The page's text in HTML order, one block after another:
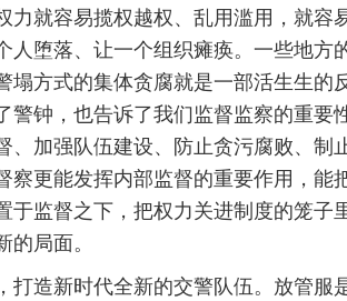
就容易揽权越权、乱用滥用，就容
堕落、让一个组织瘫痪。一些地方
方式的集体贪腐就是一部活生生的
钟，也告诉了我们监督监察的重要
加强队伍建设、防止贪污腐败、制止
更能发挥内部监督的重要作用，能
监督之下，把权力关进制度的笼子
局面。
造新时代全新的交警队伍。放管服